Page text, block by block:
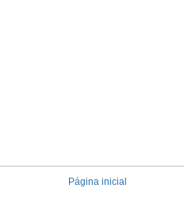
Página inicial